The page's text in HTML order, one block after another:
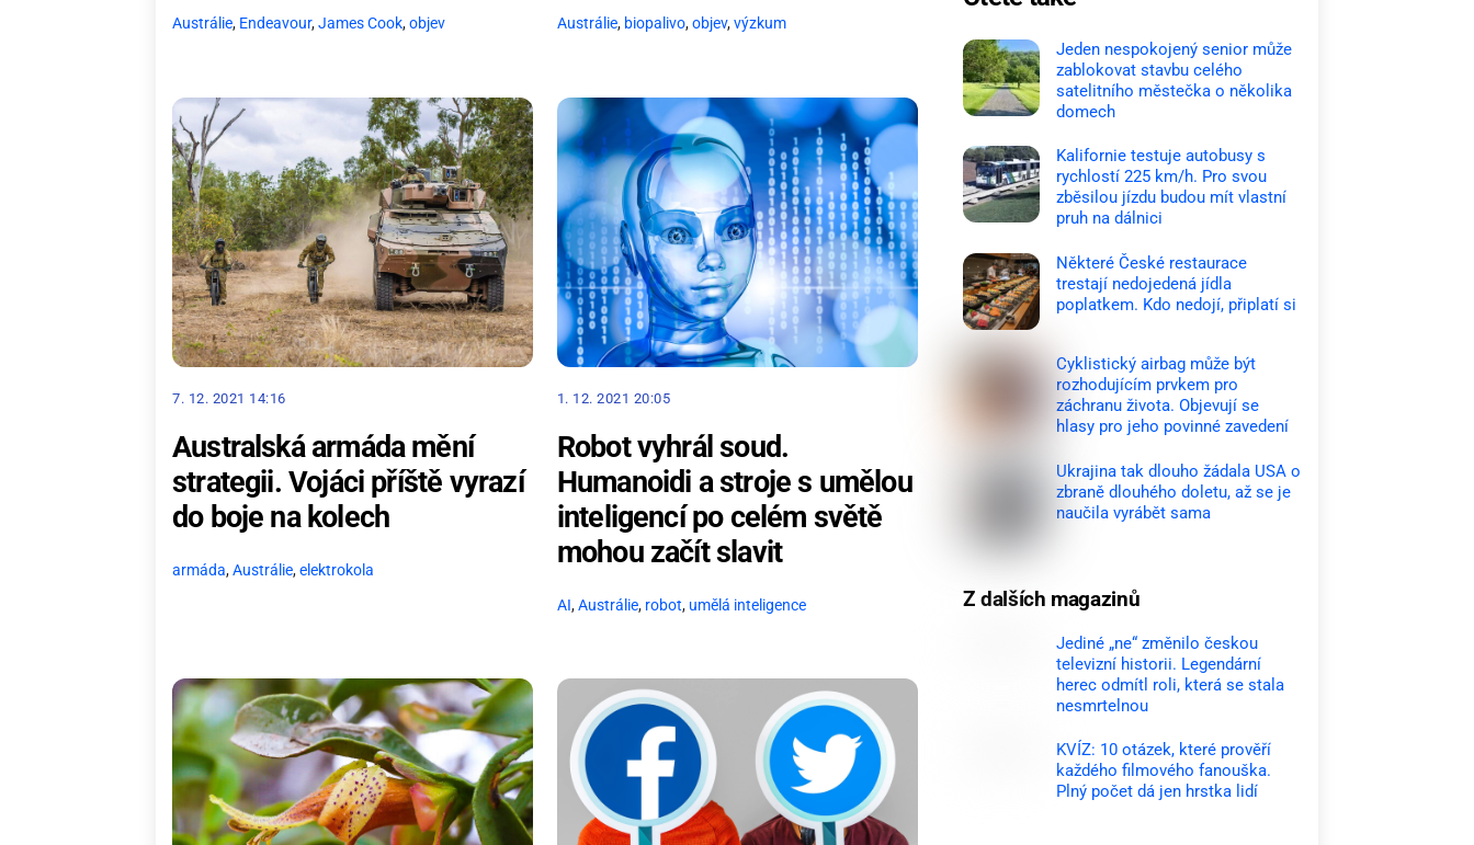
Austrálie, Endeavour,James Cook,objev Austrálie, biopalivo,objev,výzkum
7. 12. 2021 14:16
Australská armáda mění
strategii. Vojáci příště vyrazí
do boje na kolech
armáda,Austrálie,elektrokola
1. 12. 2021 20:05
Robot vyhrál soud.
Humanoidi a stroje s umělou
inteligencí po celém světě
mohou začít slavit
AI,Austrálie, robot, umělá inteligence
Jeden nespokojený senior může
zablokovat stavbu celého
satelitního městečka o několika
domech
Kalifornie testuje autobusy s
rychlostí 225 km/h. Pro svou
zběsilou jízdu budou mít vlastní
pruh na dálnici
Některé České restaurace
trestají nedojedená jídla
poplatkem. Kdo nedojí, připlatí si
Cyklistický airbag může být
rozhodujícím prvkem pro
záchranu života. Objevují se
hlasy pro jeho povinné zavedení
Ukrajina tak dlouho žádala USA o
zbraně dlouhého doletu, až se je
naučila vyrábět sama
Z dalších magazinů
Jediné „ne“ změnilo českou
televizní historii. Legendární
herec odmítl roli, která se stala
nesmrtelnou
KVÍZ: 10 otázek, které prověří
každého filmového fanouška.
Plný počet dá jen hrstka lidí